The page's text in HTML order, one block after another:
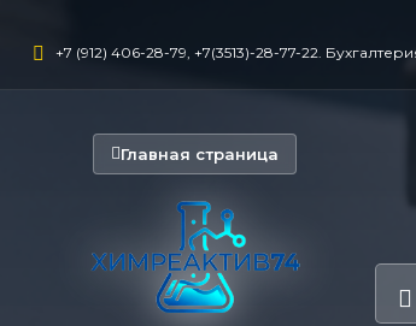
+7 (912) 406-28-79, +7(3513)-28-77-22.
Главная страница